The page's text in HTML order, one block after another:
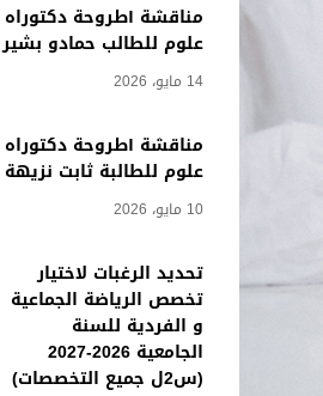
مناقشة أطروحة دكتوراه
علوم للطالب حمادو بشير
14 مايو، 2026
مناقشة أطروحة دكتوراه
علوم للطالبة ثابت نزيهة
10 مايو، 2026
تحديد الرغبات لاختيار
تخصص الرياضة الجماعية
و الفردية للسنة
الجامعية 2026-2027
(س2ل جميع التخصصات)